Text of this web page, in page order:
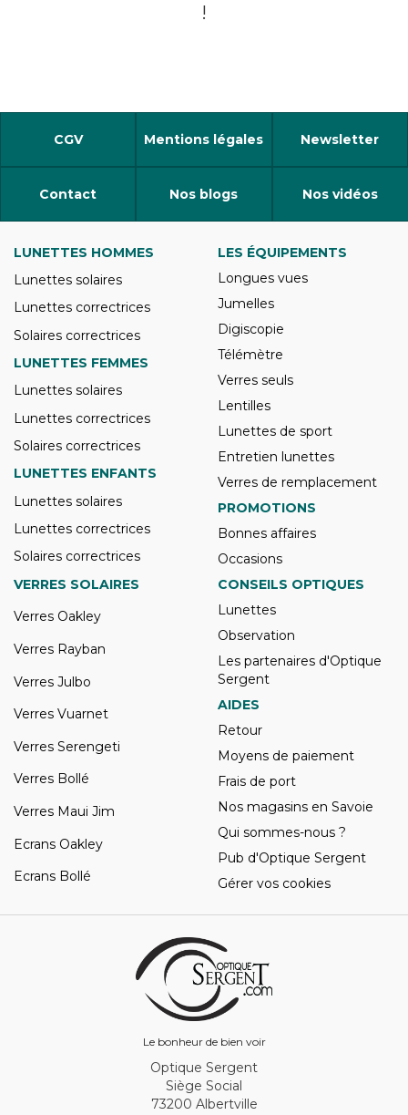
!
CGV Mentions légales Newsletter
Contact Nos blogs Nos vidéos
Le bonheur de bien voir
LUNETTES HOMMES
Lunettes solaires
Lunettes correctrices
Solaires correctrices
LUNETTES FEMMES
Lunettes solaires
Lunettes correctrices
Solaires correctrices
LUNETTES ENFANTS
Lunettes solaires
Lunettes correctrices
Solaires correctrices
LES ÉQUIPEMENTS
Longues vues
Jumelles
Digiscopie
Télémètre
Verres seuls
Lentilles
Lunettes de sport
Entretien lunettes
Verres de remplacement
PROMOTIONS
Bonnes affaires
Occasions
VERRES SOLAIRES
Verres Oakley
Verres Rayban
Verres Julbo
Verres Vuarnet
Verres Serengeti
Verres Bollé
Verres Maui Jim
Ecrans Oakley
Ecrans Bollé
CONSEILS OPTIQUES
Lunettes
Observation
Les partenaires d'Optique
Sergent
AIDES
Retour
Moyens de paiement
Frais de port
Nos magasins en Savoie
Qui sommes-nous ?
Pub d'Optique Sergent
Gérer vos cookies
Optique Sergent
Siège Social
73200 Albertville